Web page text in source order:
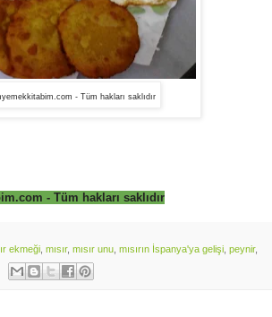
- Tüm hakları saklıdır
- Tüm hakları saklıdır
ekmeği mısır, mısır unu mısırın İspanya'ya gelişi peynir,